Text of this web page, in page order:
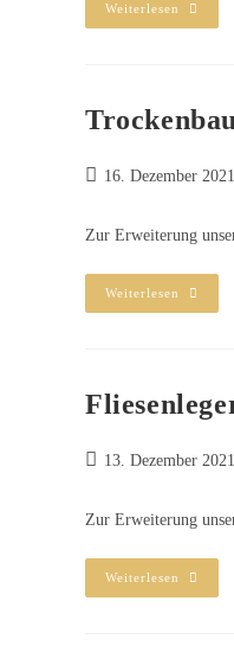
Weiterlesen
16. Dezember 2021
Zur Erweiterung
Weiterlesen
13. Dezember 2021
Zur Erweiterung
Weiterlesen